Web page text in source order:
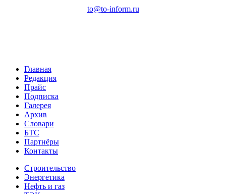
to​@​to-inform.ru
Главная
Редакция
Прайс
Подписка
Галерея
Архив
Словари
БТС
Партнёры
Контакты
Строительство
Энергетика
Нефть и газ